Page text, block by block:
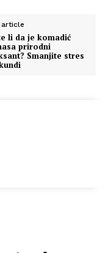
article
li da je komadić
prirodni
Smanjite stres